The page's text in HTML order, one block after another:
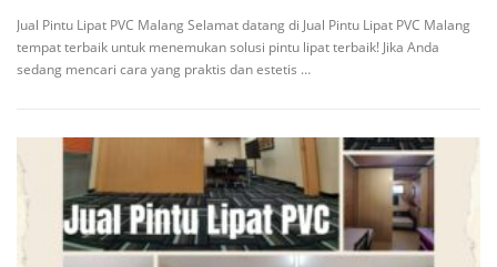
Jual Pintu Lipat PVC Malang Selamat datang di Jual Pintu Lipat PVC Malang
tempat terbaik untuk menemukan solusi pintu lipat terbaik! Jika Anda
sedang mencari cara yang praktis dan estetis …